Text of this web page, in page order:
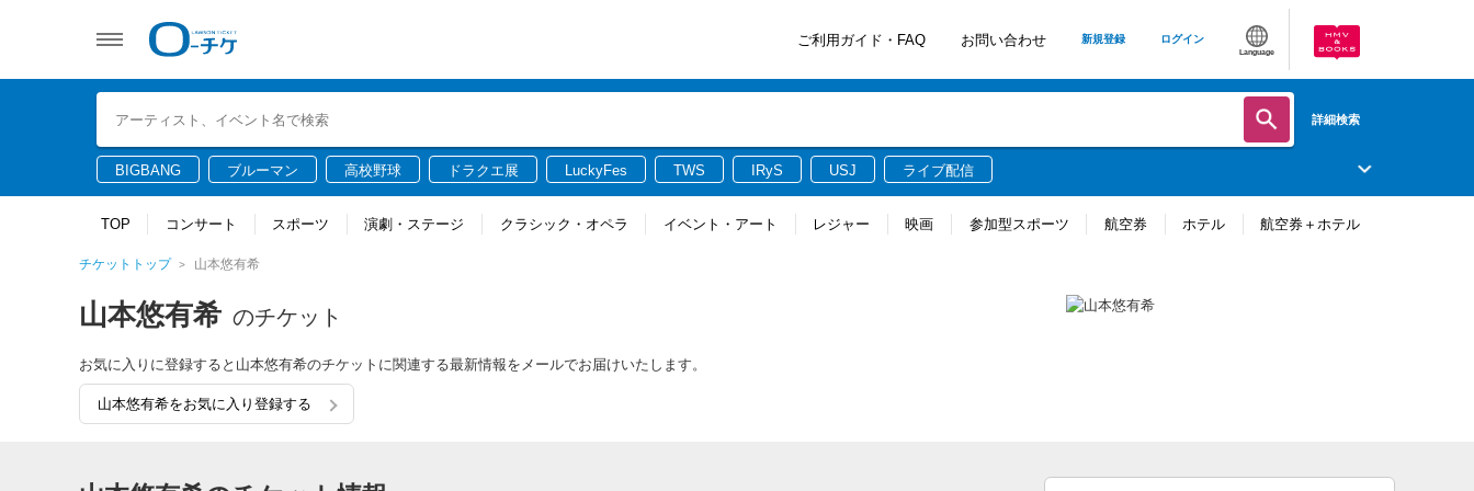
ご利用ガイド・FAQ お問い合わせ 新規登録 ログイン
Language
詳細検索
BIGBANG ブルーマン 高校野球 ドラクエ展 LuckyFes TWS IRyS USJ ライブ配信
TOP コンサート スポーツ 演劇・ステージ クラシック・オペラ イベント・アート レジャー 映画 参加型スポーツ 航空券 ホテル 航空券＋ホテル
チケットトップ 山本悠有希
山本悠有希 のチケット
お気に入りに登録すると山本悠有希のチケットに関連する最新情報をメールでお届けいたします。
山本悠有希をお気に入り登録する